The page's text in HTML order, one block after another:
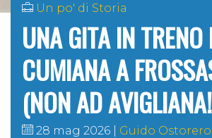
Un po' di Storia
UNA GITA IN TRENO
CUMIANA A
(NON AD
28 mag 2026
Guido Ostorero